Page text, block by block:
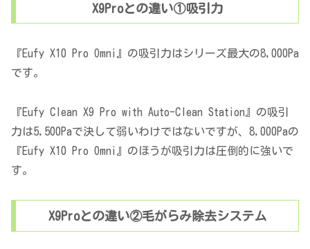
X9Proとの違い①吸引力
『Eufy X10 Pro Omni』の吸引力はシリーズ最大の8,000Pa
です。
『Eufy Clean X9 Pro with Auto-Clean Station』の吸引
力は5,500Paで決して弱いわけではないですが、8,000Paの
『Eufy X10 Pro Omni』のほうが吸引力は圧倒的に強いで
す。
X9Proとの違い②毛がらみ除去システム